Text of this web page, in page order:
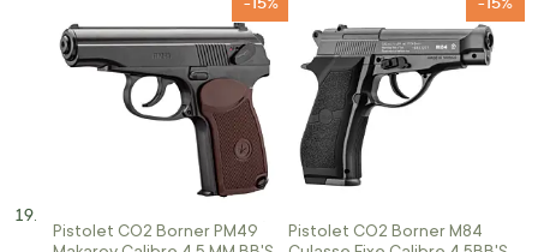
Pistolet CO2 Borner PM49
Pistolet CO2 Borner M84